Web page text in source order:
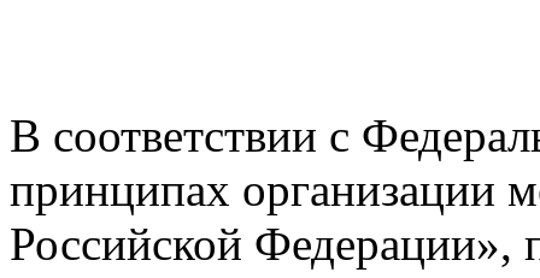
В соответствии с
принципах организации
Российской Федерации»,